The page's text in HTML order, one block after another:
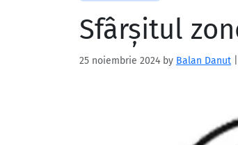
Sfârșitul
25 noiembrie 2024 by Balan Danut